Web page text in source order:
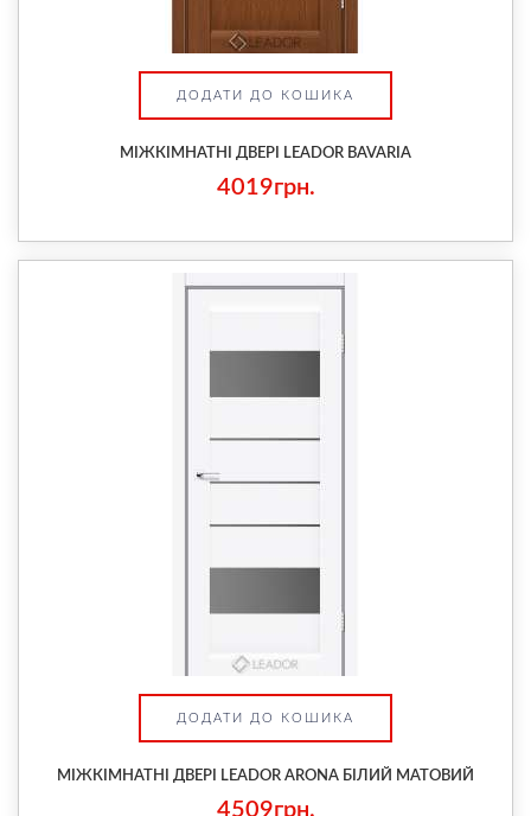
ДОДАТИ ДО КОШИКА
МІЖКІМНАТНІ ДВЕРІ LEADOR BAVARIA
4019грн.
ДОДАТИ ДО КОШИКА
МІЖКІМНАТНІ ДВЕРІ LEADOR ARONA БІЛИЙ МАТОВИЙ
4509грн.